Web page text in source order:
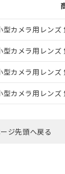
型カメラ用レン
型カメラ用レン
型カメラ用レン
型カメラ用レン
ジ先頭へ戻る
在庫状況および標
せていただくも
器事業取扱商品
の対象外となる
承ください。
よび標準価格照
る更新日時点で
作成されるもの
点での実際の在
異なる場合があ
状況および標準価
先、またはお客様
い。